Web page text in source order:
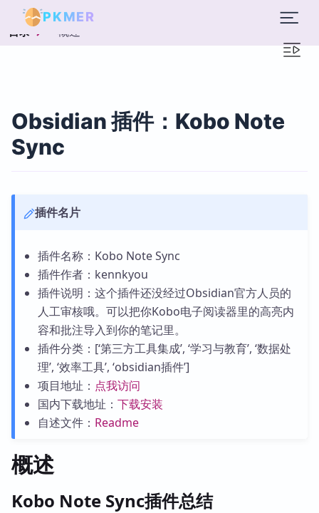
PKMER
目录 概述
Obsidian 插件：Kobo Note
Sync
插件名片
插件名称：Kobo Note Sync
插件作者：kennkyou
插件说明：这个插件还没经过Obsidian官方人员的
人工审核哦。可以把你Kobo电子阅读器里的高亮内
容和批注导入到你的笔记里。
插件分类：[‘第三方工具集成’, ‘学习与教育’, ‘数据处
理’, ‘效率工具’, ‘obsidian插件’]
项目地址： 点我访问
国内下载地址： 下载安装
自述文件： Readme
概述
Kobo Note Sync插件总结